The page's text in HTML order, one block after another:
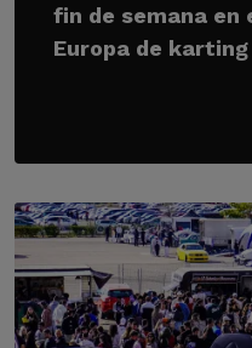
fin de semana en
Europa de karting